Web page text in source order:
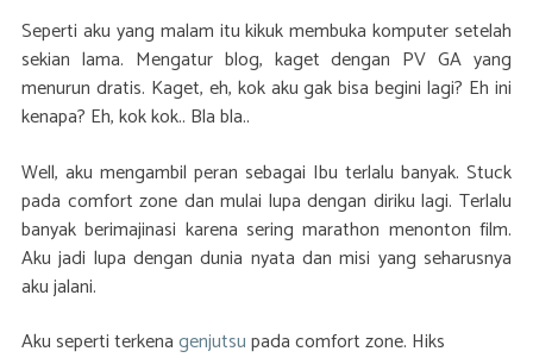
Seperti aku yang malam itu kikuk membuka komputer setelah
sekian lama. Mengatur blog, kaget dengan PV GA yang
menurun dratis. Kaget, eh, kok aku gak bisa begini lagi? Eh ini
kenapa? Eh, kok kok.. Bla bla..
Well, aku mengambil peran sebagai Ibu terlalu banyak. Stuck
pada comfort zone dan mulai lupa dengan diriku lagi. Terlalu
banyak berimajinasi karena sering marathon menonton film.
Aku jadi lupa dengan dunia nyata dan misi yang seharusnya
aku jalani.
Aku seperti terkenagenjutsupada comfort zone. Hiks